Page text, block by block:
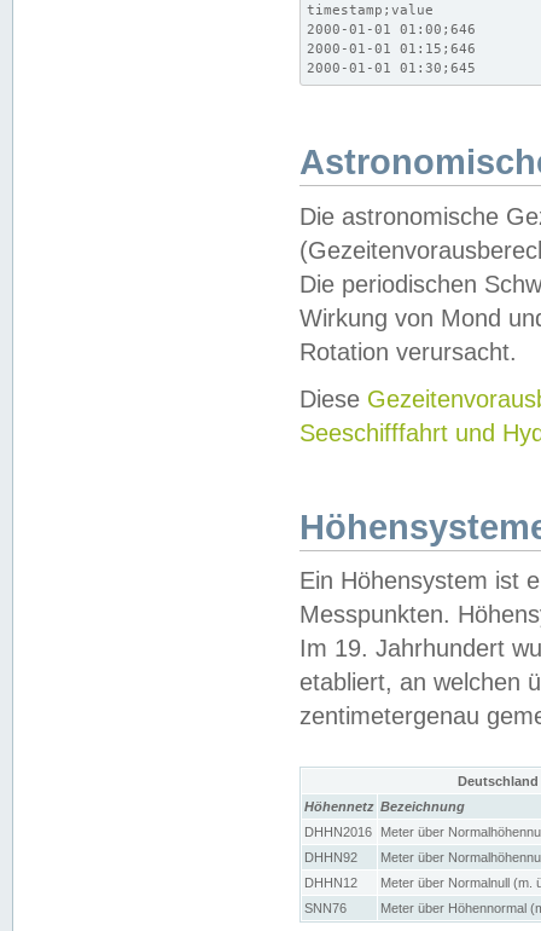
timestamp;value
2000-01-01 01:00;646
2000-01-01 01:15;646
2000-01-01 01:30;645
Die astronomische
Die periodischen
Wirkung von Mond
Rotation verursacht.
Diese
Seeschifffahrt und
Ein Höhensystem ist
Messpunkten.
Im 19. Jahrhundert
etabliert, an welchen
zentimetergenau
Höhennetz Bezeichnung
DHHN2016
Meter über
DHHN92
Meter über
DHHN12
Meter über Normalnull (m.
SNN76
Meter über Höhennormal